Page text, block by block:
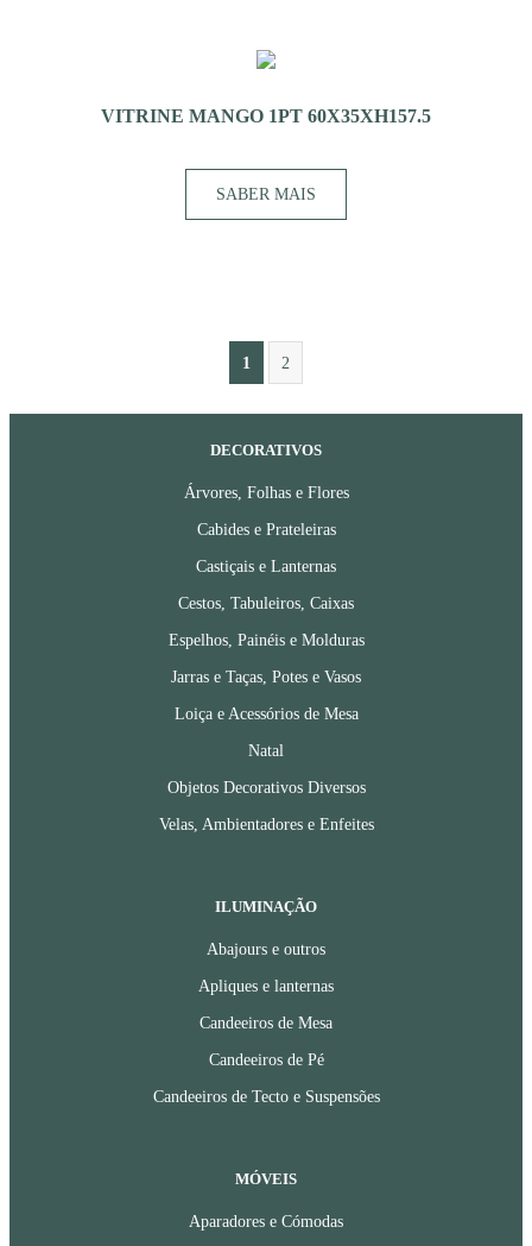
VITRINE MANGO 1PT 60X35XH157.5
SABER MAIS
1 2
DECORATIVOS
Árvores, Folhas e Flores
Cabides e Prateleiras
Castiçais e Lanternas
Cestos, Tabuleiros, Caixas
Espelhos, Painéis e Molduras
Jarras e Taças, Potes e Vasos
Loiça e Acessórios de Mesa
Natal
Objetos Decorativos Diversos
Velas, Ambientadores e Enfeites
ILUMINAÇÃO
Abajours e outros
Apliques e lanternas
Candeeiros de Mesa
Candeeiros de Pé
Candeeiros de Tecto e Suspensões
MÓVEIS
Aparadores e Cómodas